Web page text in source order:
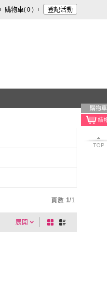
購物車( 0 ) 登記活動
購物車
TOP
頁數 1/1
展開
棋
盤
列